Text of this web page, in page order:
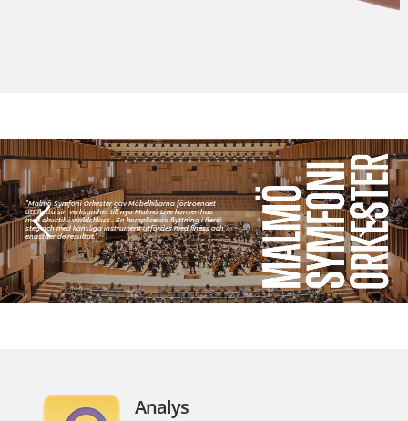
"Malmö Symfoni Orkester gav Möbelkillarna förtroendet
att flytta sin verksamhet till nya Malmö Live konserthus
med akustik i världsklass… En komplicerad flyttning i flera
steg och med känsliga instrument utfördes med finess och
enastående resultat."
Analys